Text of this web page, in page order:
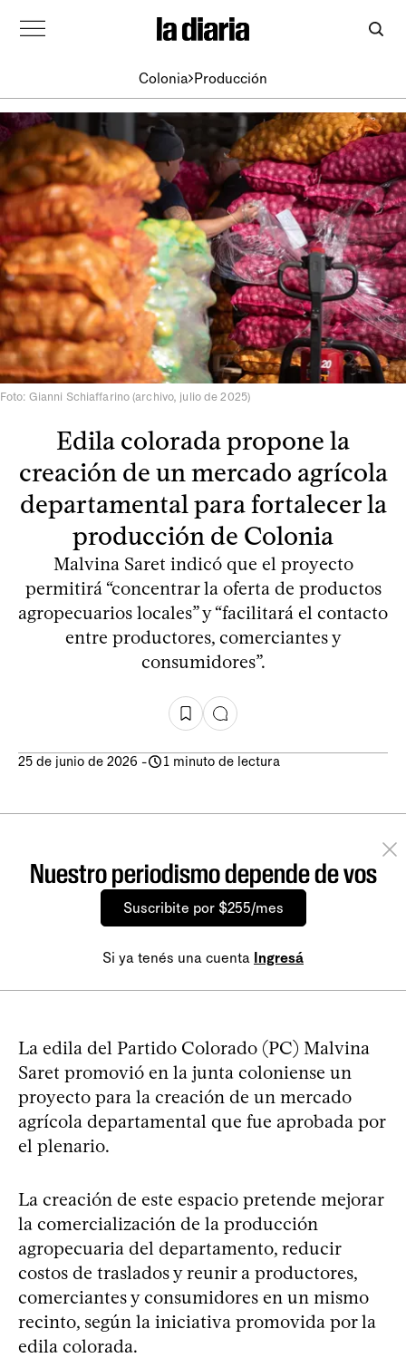
Colonia Producción
Foto: Gianni Schiaffarino (archivo, julio de 2025)
Edila colorada propone la
creación de un mercado agrícola
departamental para fortalecer la
producción de Colonia
Malvina Saret indicó que el proyecto
permitirá “concentrar la oferta de productos
agropecuarios locales” y “facilitará el contacto
entre productores, comerciantes y
consumidores”.
25 de junio de 2026 - 1 minuto de lectura
Nuestro periodismo depende de vos
Suscribite por $255/mes
Si ya tenés una cuenta Ingresá
La edila del Partido Colorado (PC) Malvina
Saret promovió en la junta coloniense un
proyecto para la creación de un mercado
agrícola departamental que fue aprobada por
el plenario.
La creación de este espacio pretende mejorar
la comercialización de la producción
agropecuaria del departamento, reducir
costos de traslados y reunir a productores,
comerciantes y consumidores en un mismo
recinto, según la iniciativa promovida por la
edila colorada.